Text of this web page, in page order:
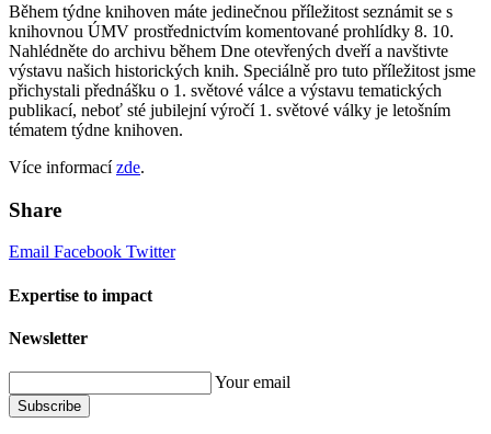
Během týdne knihoven máte jedinečnou příležitost seznámit se s
knihovnou ÚMV prostřednictvím komentované prohlídky 8. 10.
Nahlédněte do archivu během Dne otevřených dveří a navštivte
výstavu našich historických knih. Speciálně pro tuto příležitost jsme
přichystali přednášku o 1. světové válce a výstavu tematických
publikací, neboť sté jubilejní výročí 1. světové války je letošním
tématem týdne knihoven.
Více informacízde.
Share
Email Facebook Twitter
Expertise to impact
Newsletter
Your email
Subscribe